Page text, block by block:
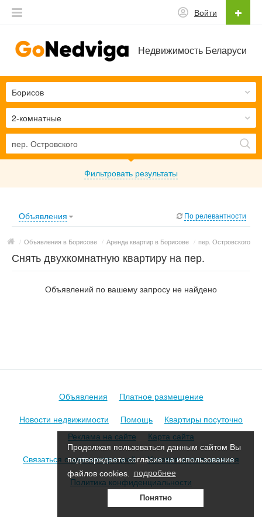
Продолжая пользоваться данным сайтом Вы
подтверждаете согласие на использование
файлов cookies.
подробнее
Понятно
Недвижимость Беларуси
Войти
2-комнатные
Борисов
Фильтровать результаты
Объявления По релевантности
/ Объявления в Борисове / Аренда квартир в Борисове / пер. Островского
Снять двухкомнатную квартиру на пер.
Объявлений по вашему запросу не найдено
Объявления
Платное размещение
Новости недвижимости
Помощь
Квартиры посуточно
Реклама на сайте
Карта сайта
Связаться с администрацией
Условия использования
Политика конфиденциальности